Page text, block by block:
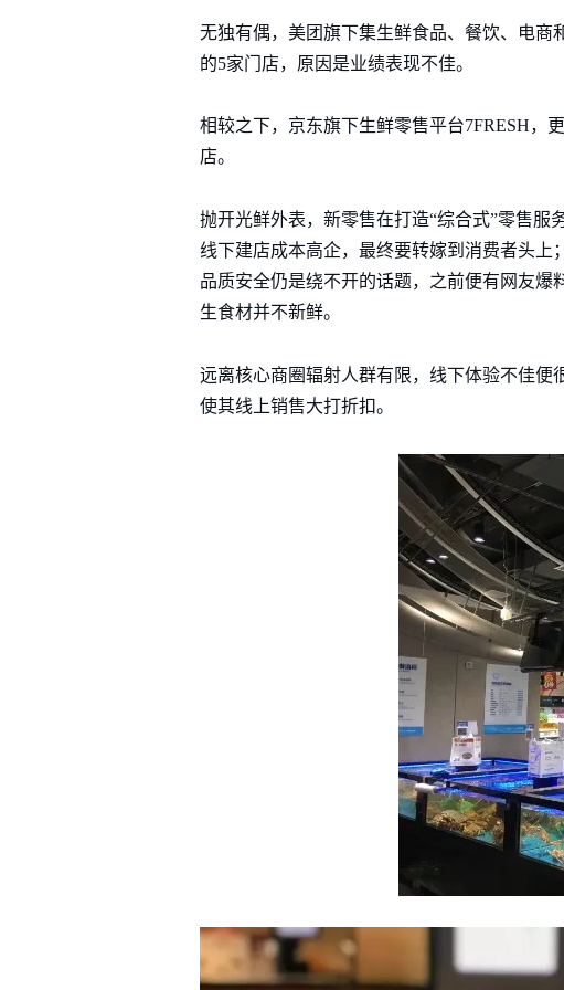
无独有偶，美团旗下集生鲜食品、餐饮、电
的5家门店，原因是业绩表现不佳。
相较之下，京东旗下生鲜零售平台7FRESH，
店。
抛开光鲜外表，新零售在打造“综合式”零售服
线下建店成本高企，最终要转嫁到消费者头上
品质安全仍是绕不开的话题，之前便有网友爆
生食材并不新鲜。
远离核心商圈辐射人群有限，线下体验不佳便
使其线上销售大打折扣。